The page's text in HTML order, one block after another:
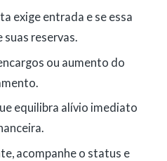
exige entrada e se essa
reservas.
ou aumento do
equilibra alívio imediato
acompanhe o status e